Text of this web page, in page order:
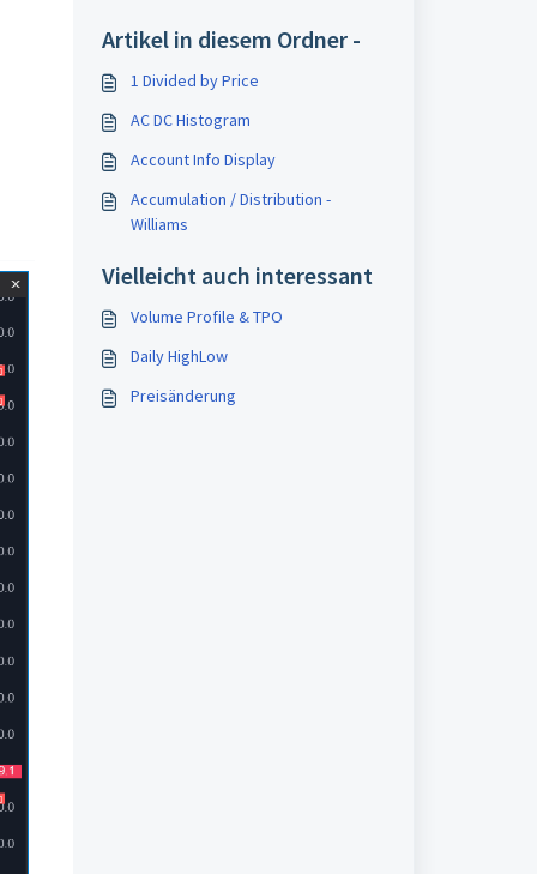
Artikel in diesem Ordner -
1 Divided by Price
AC DC Histogram
Account Info Display
Accumulation / Distribution -
Williams
Vielleicht auch interessant
Volume Profile & TPO
Daily HighLow
Preisänderung